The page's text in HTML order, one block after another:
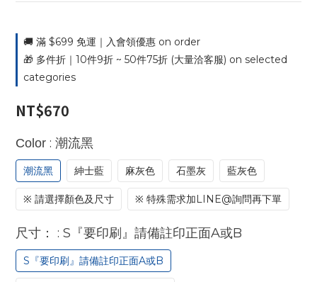
🚚 滿 $699 免運｜入會領優惠 on order
🎁 多件折｜10件9折 ~ 50件75折 (大量洽客服) on selected
categories
NT$670
Color : 潮流黑
潮流黑 紳士藍 麻灰色 石墨灰 藍灰色
※ 請選擇顏色及尺寸 ※ 特殊需求加LINE@詢問再下單
尺寸： : S『要印刷』請備註印正面A或B
S『要印刷』請備註印正面A或B